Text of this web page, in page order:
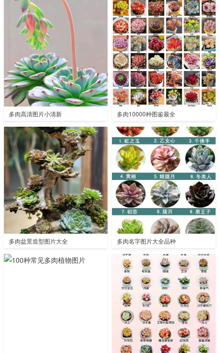
多肉高清图片小清新 多肉10000种图鉴最全
多肉盆景造型图片大全 多肉名字图片大全品种